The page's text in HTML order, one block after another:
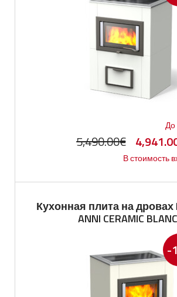
До
5,490.00€
цена
В стоимость
Кухонная плита на дровах
ANNI CERAMIC
-